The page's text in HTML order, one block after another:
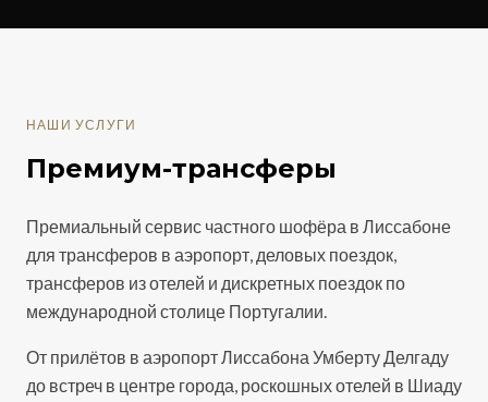
НАШИ УСЛУГИ
Премиум-трансферы
Премиальный сервис частного шофёра в Лиссабоне
для трансферов в аэропорт, деловых поездок,
трансферов из отелей и дискретных поездок по
международной столице Португалии.
От прилётов в аэропорт Лиссабона Умберту Делгаду
до встреч в центре города, роскошных отелей в Шиаду